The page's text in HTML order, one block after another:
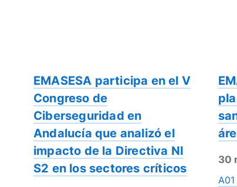
EMASESA participa en el V
Congreso de
Ciberseguridad en
Andalucía que analizó el
impacto de la Directiva NI
S2 en los sectores críticos
30